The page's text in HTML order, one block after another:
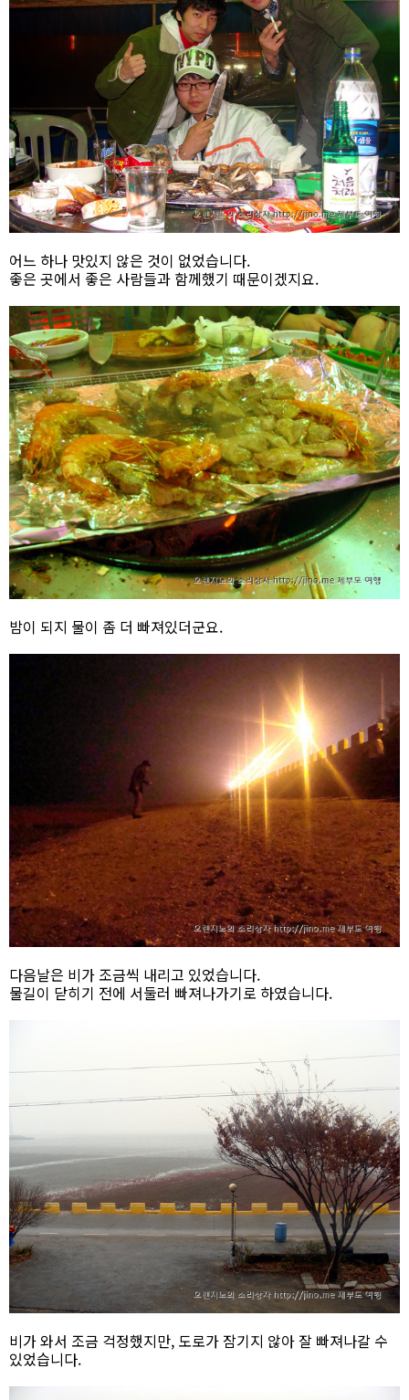
어느 하나 맛있지 않은 것이 없었습니다.
좋은 곳에서 좋은 사람들과 함께했기 때문이겠지요.
밤이 되지 물이 좀 더 빠져있더군요.
다음날은 비가 조금씩 내리고 있었습니다.
물길이 닫히기 전에 서둘러 빠져나가기로 하였습니다.
비가 와서 조금 걱정했지만, 도로가 잠기지 않아 잘 빠져나갈 수
있었습니다.